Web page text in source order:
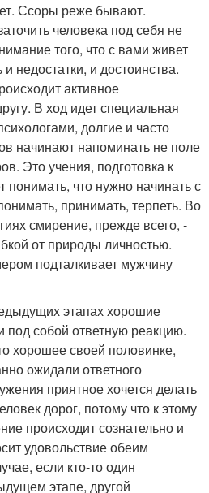
Ссоры реже бывают.
человека под себя не
того, что с вами живет
недостатки, и достоинства.
активное
В ход идет специальная
долгие и часто
начинают напоминать не поле
Это учения, подготовка к
что нужно начинать с
принимать, терпеть. Во
смирение, прежде всего, -
от природы личностью.
подталкивает мужчину
этапах хорошие
под собой ответную реакцию.
хорошее своей половинке,
ожидали ответного
приятное хочется делать
дорог, потому что к этому
происходит сознательно и
удовольствие обеим
если кто-то один
этапе, другой